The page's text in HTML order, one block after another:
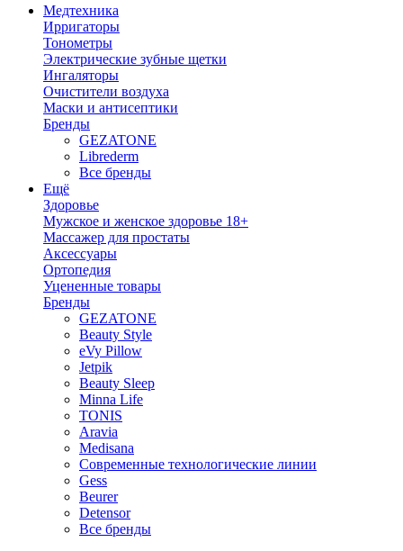
Медтехника
Ирригаторы
Тонометры
Электрические зубные щетки
Ингаляторы
Очистители воздуха
Маски и антисептики
Бренды
GEZATONE
Librederm
Все бренды
Ещё
Здоровье
Мужское и женское здоровье 18+
Массажер для простаты
Аксессуары
Ортопедия
Уцененные товары
Бренды
GEZATONE
Beauty Style
eVy Pillow
Jetpik
Beauty Sleep
Minna Life
TONIS
Aravia
Medisana
Современные технологические линии
Gess
Beurer
Detensor
Все бренды